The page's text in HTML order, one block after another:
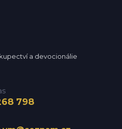
a devocionálie
798